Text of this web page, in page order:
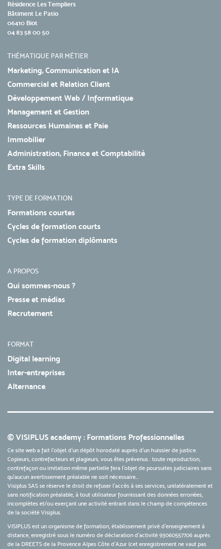
Résidence Les Templiers
Bâtiment Le Patio
06410 Biot
04 83 58 00 50
THÉMATIQUE PAR MÉTIER
Marketing, Communication et IA
Commercial et Relation Client
Développement Web / Informatique
Management et Gestion
Ressources Humaines et Paie
Immobilier
Administration, Finance et Comptabilité
Extra Skills
TYPE DE FORMATION
Formations courtes
Cycles de formation courts
Cycles de formation diplômants
A PROPOS
Qui sommes-nous ?
Presse et médias
Recrutement
FORMAT
Digital learning
Inter-entreprises
Alternance
© VISIPLUS academy : Formations Professionnelles
Ce site web a fait l'objet d'un dépôt horodaté auprès d'un huissier de justice.
Copieurs, contrefacteurs et plagieurs, vous êtes prévenus : toute reproduction,
contrefaçon ou imitation même partielle fera l'objet de poursuites judiciaires sans
qu’aucun avertissement préalable ne soit nécessaire...
Visiplus SAS se réserve le droit de refuser l'accès à ses services, unilatéralement et
sans notification préalable, à tout utilisateur fournissant des données erronées,
incomplètes et/ou exerçant une activité entrant dans le champ de compétences
de la société Visiplus.
VISIPLUS est un organisme de formation, établissement privé d’enseignement à
distance, enregistré sous le numéro de déclaration d’activité 93060557706 auprès
de la DREETS de la Provence Alpes Côte d’Azur (cet enregistrement ne vaut pas